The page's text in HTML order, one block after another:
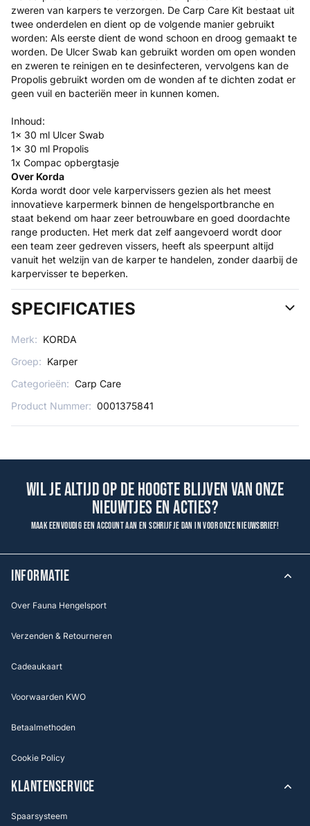
zweren van karpers te verzorgen. De Carp Care Kit bestaat uit
twee onderdelen en dient op de volgende manier gebruikt
worden: Als eerste dient de wond schoon en droog gemaakt te
worden. De Ulcer Swab kan gebruikt worden om open wonden
en zweren te reinigen en te desinfecteren, vervolgens kan de
Propolis gebruikt worden om de wonden af te dichten zodat er
geen vuil en bacteriën meer in kunnen komen.
Inhoud:
1x 30 ml Ulcer Swab
1x 30 ml Propolis
1x Compac opbergtasje
Over Korda
Korda wordt door vele karpervissers gezien als het meest
innovatieve karpermerk binnen de hengelsportbranche en
staat bekend om haar zeer betrouwbare en goed doordachte
range producten. Het merk dat zelf aangevoerd wordt door
een team zeer gedreven vissers, heeft als speerpunt altijd
vanuit het welzijn van de karper te handelen, zonder daarbij de
karpervisser te beperken.
SPECIFICATIES
Merk: KORDA
Groep: Karper
Categorieën: Carp Care
Product Nummer: 0001375841
Wil je altijd op de hoogte blijven van onze
nieuwtjes en acties?
Maak eenvoudig een account aan en schrijf je dan in voor onze nieuwsbrief!
INFORMATIE
Over Fauna Hengelsport
Verzenden & Retourneren
Cadeaukaart
Voorwaarden KWO
Betaalmethoden
Cookie Policy
KLANTENSERVICE
Spaarsysteem